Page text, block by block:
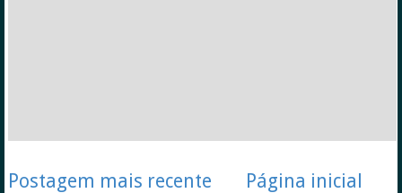
Postagem mais recente
Página inicial